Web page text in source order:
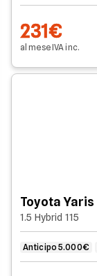
231€
al meseIVAinc.
Toyota Yaris
1.5 Hybrid 115
Anticipo 5.000€